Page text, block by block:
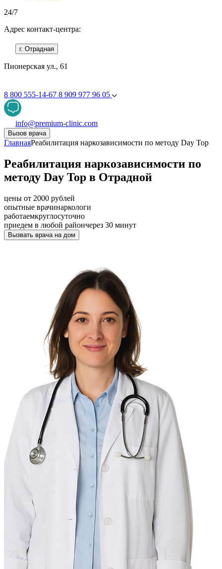
24/7
Адрес контакт-центра:
г. Отрадная
Пионерская ул., 61
8 800 555-14-67 8 909 977 96 05
info@premium-clinic.com
Вызов врача
ГлавнаяРеабилитация наркозависимости по методу Day Top
Реабилитация наркозависимости по
методу Day Top в Отрадной
цены от 2000 рублей
опытные врачинаркологи
работаемкруглосуточно
приедем в любой райончерез 30 минут
Вызвать врача на дом